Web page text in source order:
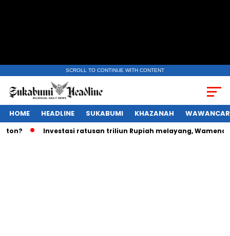
SCROLL TO CONTINUE WITH CONTENT
HOME HEADLINE SUKABUMI KHAZANAH
Investasi ratusan triliun Rupiah melayang, Wamenaker akan